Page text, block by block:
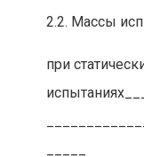
2.2. Массы
при